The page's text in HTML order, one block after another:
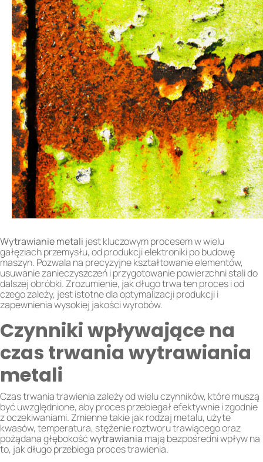
Wytrawianiemetali jest kluczowym procesem w wielu
gałęziach przemysłu, od produkcji elektroniki po budowę
maszyn. Pozwala na precyzyjne kształtowanie elementów,
usuwanie zanieczyszczeń i przygotowanie powierzchni stali do
dalszej obróbki. Zrozumienie, jak długo trwa ten proces i od
czego zależy, jest istotne dla optymalizacji produkcji i
zapewnienia wysokiej jakości wyrobów.
Czynniki wpływające na
czas trwania wytrawiania
metali
Czas trwania trawienia zależy od wielu czynników, które muszą
być uwzględnione, aby proces przebiegał efektywnie i zgodnie
z oczekiwaniami. Zmienne takie jak rodzaj metalu, użyte
kwasów, temperatura, stężenie roztworu trawiącego oraz
pożądana głębokośćwytrawiania mają bezpośredni wpływ na
to, jak długo przebiega proces trawienia.